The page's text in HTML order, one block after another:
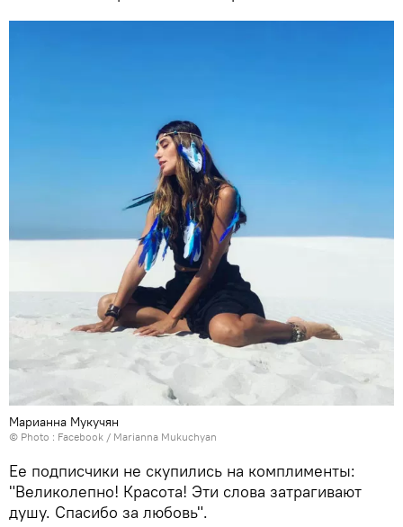
Марианна Мукучян
© Photo : Facebook / Marianna Mukuchyan
Ее подписчики не скупились на комплименты:
"Великолепно! Красота! Эти слова затрагивают
душу. Спасибо за любовь".